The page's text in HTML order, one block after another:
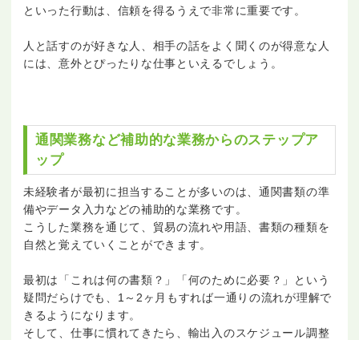
といった行動は、信頼を得るうえで非常に重要です。
人と話すのが好きな人、相手の話をよく聞くのが得意な人
には、意外とぴったりな仕事といえるでしょう。
通関業務など補助的な業務からのステップア
ップ
未経験者が最初に担当することが多いのは、通関書類の準
備やデータ入力などの補助的な業務です。
こうした業務を通じて、貿易の流れや用語、書類の種類を
自然と覚えていくことができます。
最初は「これは何の書類？」「何のために必要？」という
疑問だらけでも、1～2ヶ月もすれば一通りの流れが理解で
きるようになります。
そして、仕事に慣れてきたら、輸出入のスケジュール調整